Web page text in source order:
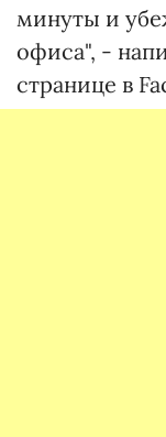
минуты и
офиса", -
странице в